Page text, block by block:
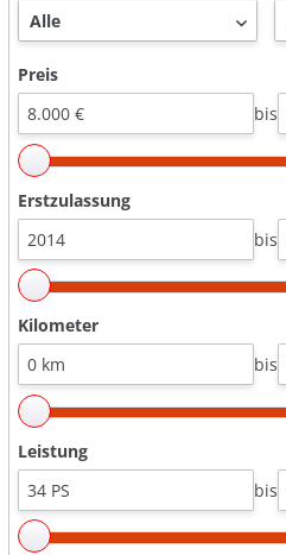
Preis
bis
Erstzulassung
bis
Kilometer
bis
Leistung
bis